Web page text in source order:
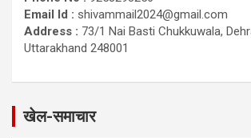
Email Id : shivammail2024@gmail.com
Address : 73/1 Nai Basti Chukkuwala,
Uttarakhand 248001
खेल-समाचार